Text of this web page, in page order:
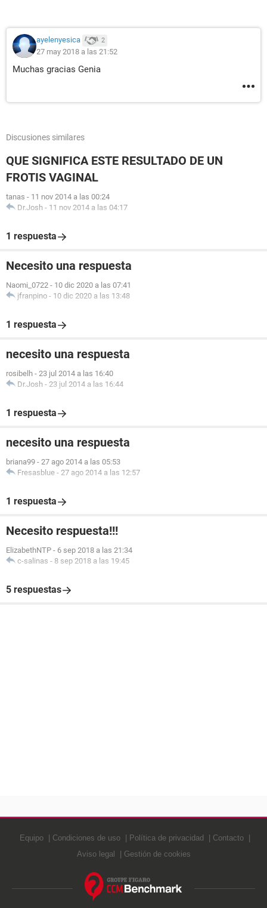
ayelenyesica 2
27 may 2018 a las 21:52
Muchas gracias Genia
Discusiones similares
QUE SIGNIFICA ESTE RESULTADO DE UN
FROTIS VAGINAL
tanas - 11 nov 2014 a las 00:24
Dr.Josh - 11 nov 2014 a las 04:17
1 respuesta
Necesito una respuesta
Naomi_0722 - 10 dic 2020 a las 07:41
jfranpino - 10 dic 2020 a las 13:48
1 respuesta
necesito una respuesta
rosibelh - 23 jul 2014 a las 16:40
Dr.Josh - 23 jul 2014 a las 16:44
1 respuesta
necesito una respuesta
briana99 - 27 ago 2014 a las 05:53
Fresasblue - 27 ago 2014 a las 12:57
1 respuesta
Necesito respuesta!!!
ElizabethNTP - 6 sep 2018 a las 21:34
c-salinas - 8 sep 2018 a las 19:45
5 respuestas
Equipo Condiciones de uso Política de privacidad
Contacto
Aviso legal
Gestión de cookies